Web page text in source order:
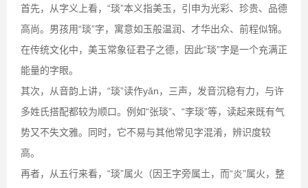
首先，从字义上看，“琰”本义指美玉，引申为光彩、珍贵、品德
高尚。男孩用“琰”字，寓意如玉般温润、才华出众、前程似锦。
在传统文化中，美玉常象征君子之德，因此“琰”字是一个充满正
能量的字眼。
其次，从音韵上讲，“琰”读作yǎn，三声，发音沉稳有力，与许
多姓氏搭配都较为顺口。例如“张琰”、“李琰”等，读起来既有气
势又不失文雅。同时，它不易与其他常见字混淆，辨识度较
高。
再者，从五行来看，“琰”属火（因王字旁属土，而“炎”属火，整